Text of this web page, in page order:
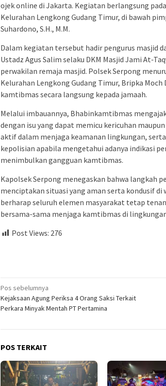
ojek online di Jakarta. Kegiatan berlangsung
Kelurahan Lengkong Gudang Timur, di bawah
Suhardono, S.H., M.M.
Dalam kegiatan tersebut hadir pengurus masjid
Ustadz Agus Salim selaku DKM Masjid Jami At-
perwakilan remaja masjid. Polsek Serpong
Kelurahan Lengkong Gudang Timur, Bripka
kamtibmas secara langsung kepada jamaah.
Melalui imbauannya, Bhabinkamtibmas
dengan isu yang dapat memicu kericuhan
aktif dalam menjaga keamanan lingkungan,
kepolisian apabila mengetahui adanya indikasi
menimbulkan gangguan kamtibmas.
Kapolsek Serpong menegaskan bahwa langkah
menciptakan situasi yang aman serta kondusif di
berharap seluruh elemen masyarakat tetap
bersama-sama menjaga kamtibmas di
Post Views: 276
Navigasi
pos
Pos sebelumnya
Kejaksaan Agung Periksa 4 Orang Saksi Terkait
Perkara Minyak Mentah PT Pertamina
POS TERKAIT